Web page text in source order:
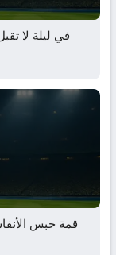
في ليلة لا
قمة حبس